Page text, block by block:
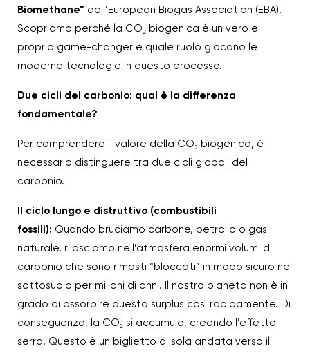
Biomethane” dell’European Biogas Association (EBA).
Scopriamo perché la CO₂ biogenica è un vero e
proprio game-changer e quale ruolo giocano le
moderne tecnologie in questo processo.
Due cicli del carbonio: qual è la differenza
fondamentale?
Per comprendere il valore della CO₂ biogenica, è
necessario distinguere tra due cicli globali del
carbonio.
Il ciclo lungo e distruttivo (combustibili
fossili): Quando bruciamo carbone, petrolio o gas
naturale, rilasciamo nell’atmosfera enormi volumi di
carbonio che sono rimasti “bloccati” in modo sicuro nel
sottosuolo per milioni di anni. Il nostro pianeta non è in
grado di assorbire questo surplus così rapidamente. Di
conseguenza, la CO₂ si accumula, creando l’effetto
serra. Questo è un biglietto di sola andata verso il